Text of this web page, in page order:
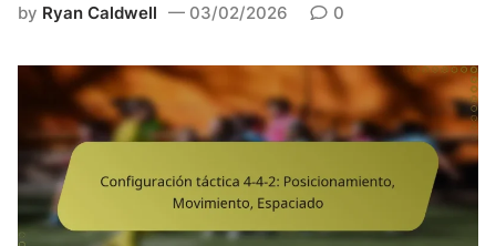
n
by Ryan Caldwell 03/02/2026 0